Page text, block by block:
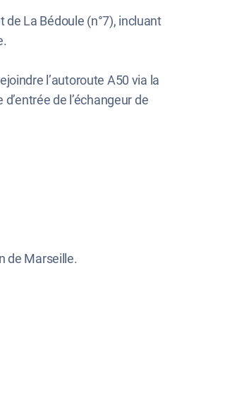
de La Bédoule (n°7), incluant
l’autoroute A50 via la
de l’échangeur de
de Marseille.